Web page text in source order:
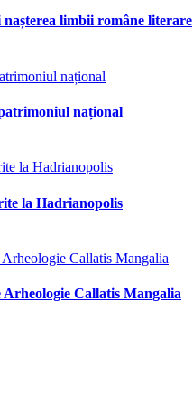
limbii române literare
național
la Hadrianopolis
Arheologie Callatis Mangalia